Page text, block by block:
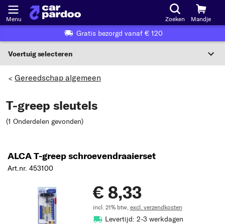
Menu Zoeken Mandje
Gratis bezorgd vanaf € 120
Voertuig selecteren
Of selecteer voertuig volgens criteria:
Selecteer fabrikant
Selecteer model
Selecteer type
> Gereedschap algemeen
T-greep sleutels
(1 Onderdelen gevonden)
ALCA T-greep schroevendraaierset
Art.nr. 453100
€ 8,33
incl. 21% btw, excl. verzendkosten
Levertijd: 2-3 werkdagen